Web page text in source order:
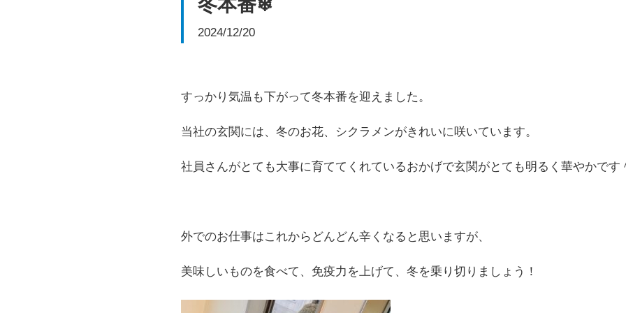
冬本番❄
2024/12/20
すっかり気温も下がって冬本番を迎えました。
当社の玄関には、冬のお花、シクラメンがきれいに咲いています。
社員さんがとても大事に育ててくれているおかげで玄関がとても明るく華やかです
外でのお仕事はこれからどんどん辛くなると思いますが、
美味しいものを食べて、免疫力を上げて、冬を乗り切りましょう！